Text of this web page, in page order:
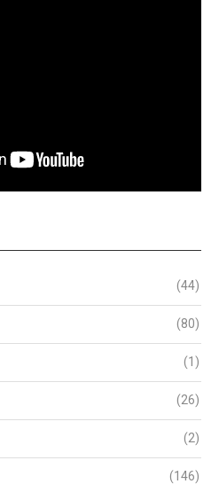
(44)
(80)
(1)
(26)
(2)
(146)